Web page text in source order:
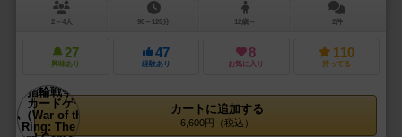
2～4人 90～120分 12歳～ 2件
27
興味あり
47
経験あり
8
お気に入り
110
持ってる
カートに追加する
6,600円（税込）